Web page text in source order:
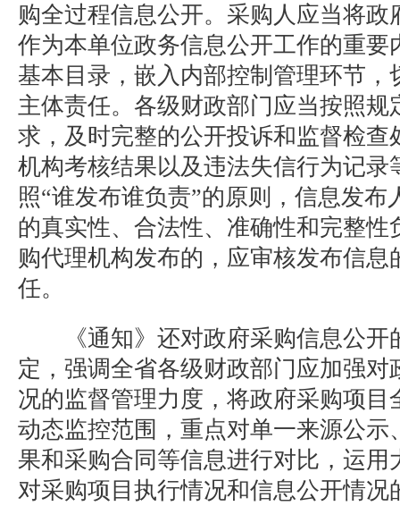
购全过程信息公开。采购人应当将政
作为本单位政务信息公开工作的重要
基本目录，嵌入内部控制管理环节，
主体责任。各级财政部门应当按照规
求，及时完整的公开投诉和监督检查
机构考核结果以及违法失信行为记录
照“谁发布谁负责”的原则，信息发布
的真实性、合法性、准确性和完整性
购代理机构发布的，应审核发布信息
任。
《通知》还对政府采购信息公开
定，强调全省各级财政部门应加强对
况的监督管理力度，将政府采购项目
动态监控范围，重点对单一来源公示
果和采购合同等信息进行对比，运用
对采购项目执行情况和信息公开情况